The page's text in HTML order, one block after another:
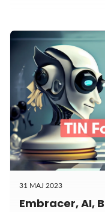
31 MAJ 2023
Embracer, AI,